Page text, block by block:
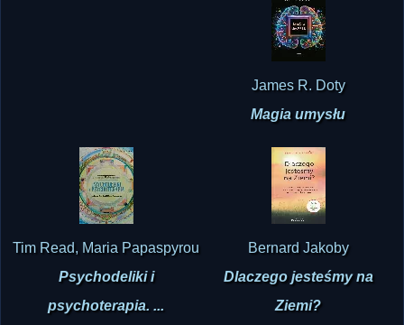
James R. Doty
Magia umysłu
Tim Read, Maria Papaspyrou
Psychodeliki i
psychoterapia. ...
Bernard Jakoby
Dlaczego jesteśmy na
Ziemi?